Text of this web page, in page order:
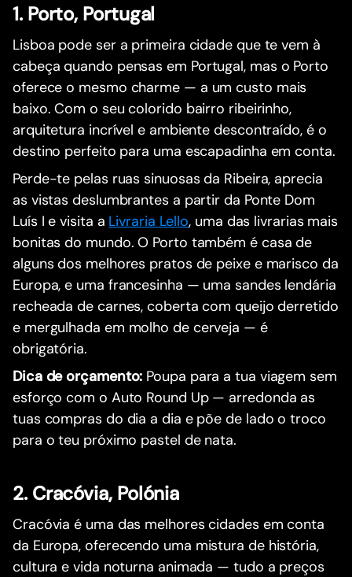
1. Porto, Portugal
Lisboa pode ser a primeira cidade que te vem à
cabeça quando pensas em Portugal, mas o Porto
oferece o mesmo charme — a um custo mais
baixo. Com o seu colorido bairro ribeirinho,
arquitetura incrível e ambiente descontraído, é o
destino perfeito para uma escapadinha em conta.
Perde-te pelas ruas sinuosas da Ribeira, aprecia
as vistas deslumbrantes a partir da Ponte Dom
Luís I e visita a Livraria Lello, uma das livrarias mais
bonitas do mundo. O Porto também é casa de
alguns dos melhores pratos de peixe e marisco da
Europa, e uma francesinha — uma sandes lendária
recheada de carnes, coberta com queijo derretido
e mergulhada em molho de cerveja — é
obrigatória.
Dica de orçamento: Poupa para a tua viagem sem
esforço com o Auto Round Up — arredonda as
tuas compras do dia a dia e põe de lado o troco
para o teu próximo pastel de nata.
2. Cracóvia, Polónia
Cracóvia é uma das melhores cidades em conta
da Europa, oferecendo uma mistura de história,
cultura e vida noturna animada — tudo a preços